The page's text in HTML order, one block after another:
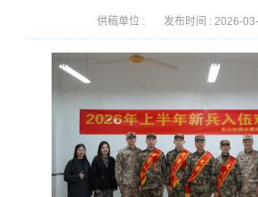
供稿单位 : 发布时间 : 2026-